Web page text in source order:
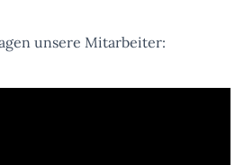
unsere Mitarbeiter: